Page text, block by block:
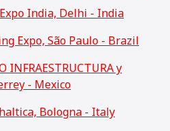
India, Delhi - India
Expo, São Paulo - Brazil
INFRAESTRUCTURA y
- Mexico
Bologna - Italy